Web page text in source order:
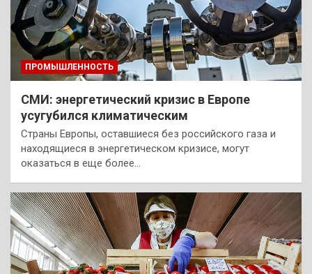
ПРОМЫШЛЕННОСТЬ
СМИ: энергетический кризис в Европе
усугубился климатическим
Страны Европы, оставшиеся без российского газа и
находящиеся в энергетическом кризисе, могут
оказаться в еще более…